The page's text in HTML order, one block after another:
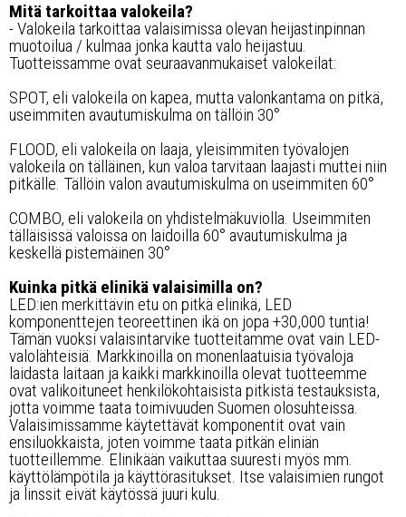
Mitä tarkoittaa valokeila?
- Valokeila tarkoittaa valaisimissa olevan heijastinpinnan
muotoilua / kulmaa jonka kautta valo heijastuu.
Tuotteissamme ovat seuraavanmukaiset valokeilat:
SPOT, eli valokeila on kapea, mutta valonkantama on pitkä,
useimmiten avautumiskulma on tällöin 30°
FLOOD, eli valokeila on laaja, yleisimmiten työvalojen
valokeila on tälläinen, kun valoa tarvitaan laajasti muttei niin
pitkälle. Tällöin valon avautumiskulma on useimmiten 60°
COMBO, eli valokeila on yhdistelmäkuviolla. Useimmiten
tälläisissä valoissa on laidoilla 60° avautumiskulma ja
keskellä pistemäinen 30°
Kuinka pitkä elinikä valaisimilla on?
LED:ien merkittävin etu on pitkä elinikä, LED
komponenttejen teoreettinen ikä on jopa +30,000 tuntia!
Tämän vuoksi valaisintarvike tuotteitamme ovat vain LED-
valolähteisiä. Markkinoilla on monenlaatuisia työvaloja
laidasta laitaan ja kaikki markkinoilla olevat tuotteemme
ovat valikoituneet henkilökohtaisista pitkistä testauksista,
jotta voimme taata toimivuuden Suomen olosuhteissa.
Valaisimissamme käytettävät komponentit ovat vain
ensiluokkaista, joten voimme taata pitkän eliniän
tuotteillemme. Elinikään vaikuttaa suuresti myös mm.
käyttölämpötila ja käyttörasitukset. Itse valaisimien rungot
ja linssit eivät käytössä juuri kulu.